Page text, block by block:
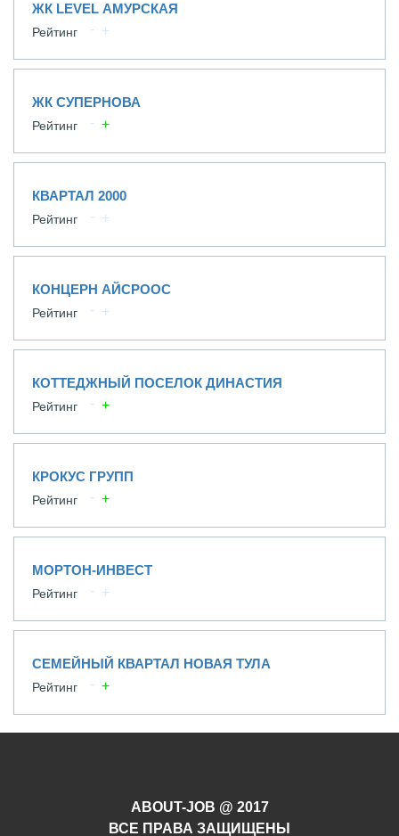
ЖК LEVEL АМУРСКАЯ
Рейтинг
ЖК СУПЕРНОВА
Рейтинг
КВАРТАЛ 2000
Рейтинг
КОНЦЕРН АЙСРООС
Рейтинг
КОТТЕДЖНЫЙ ПОСЕЛОК ДИНАСТИЯ
Рейтинг
КРОКУС ГРУПП
Рейтинг
МОРТОН-ИНВЕСТ
Рейтинг
СЕМЕЙНЫЙ КВАРТАЛ НОВАЯ ТУЛА
Рейтинг
ABOUT-JOB @ 2017
ВСЕ ПРАВА ЗАЩИЩЕНЫ